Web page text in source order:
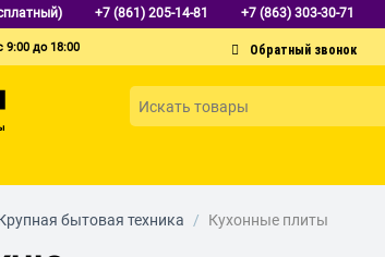
+7 (861) 205-14-81 +7 (863) 303-30-71
9:00 до 18:00
бытовая техника / Кухонные плиты